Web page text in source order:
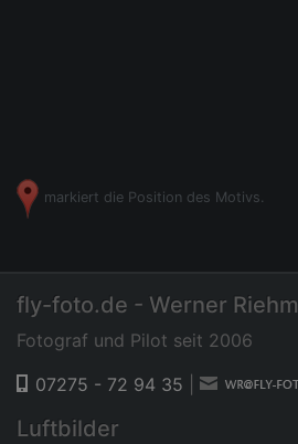
markiert die Position des Motivs.
fly-foto.de - Werner Riehm
Fotograf und Pilot seit 2006
07275 - 72 94 35
Luftbilder